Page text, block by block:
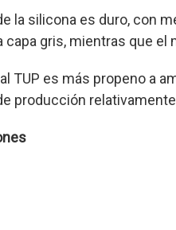
la silicona es duro, con
capa gris, mientras que el
TUP es más propeno a
producción